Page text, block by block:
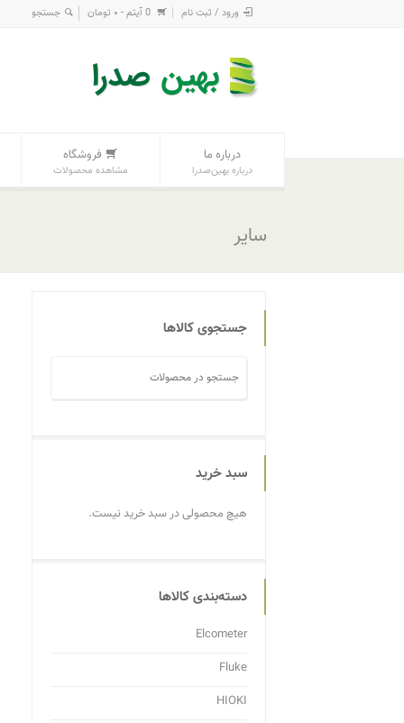
ورود / ثبت نام 0 آیتم - ۰ تومان
درباره ما
درباره بهین‌صدرا
فروشگاه
مشاهده محصولات
سایر
جستجوی کالاها
سبد خرید
هیچ محصولی در سبد خرید نیست.
دسته‌بندی کالاها
Elcometer
Fluke
HIOKI